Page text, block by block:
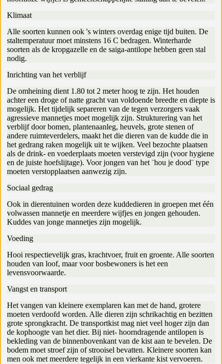
Klimaat
Alle soorten kunnen ook 's winters overdag enige tijd buiten. De
staltemperatuur moet minstens 16 C bedragen. Winterharde
soorten als de kropgazelle en de saiga-antilope hebben geen stal
nodig.
Inrichting van het verblijf
De omheining dient 1.80 tot 2 meter hoog te zijn. Het houden
achter een droge of natte gracht van voldoende breedte en diepte is
mogelijk. Het tijdelijk separeren van de tegen verzorgers vaak
agressieve mannetjes moet mogelijk zijn. Strukturering van het
verblijf door bomen, plantenaanleg, heuvels, grote stenen of
andere ruimteverdelers, maakt het die dieren van de kudde die in
het gedrang raken mogelijk uit te wijken. Veel bezochte plaatsen
als de drink- en voederplaats moeten verstevigd zijn (voor hygiene
en de juiste hoefslijtage). Voor jongen van het ¨hou je dood¨ type
moeten verstopplaatsen aanwezig zijn.
Sociaal gedrag
Ook in dierentuinen worden deze kuddedieren in groepen met één
volwassen mannetje en meerdere wijfjes en jongen gehouden.
Kuddes van jonge mannetjes zijn mogelijk.
Voeding
Hooi respectievelijk gras, krachtvoer, fruit en groente. Alle soorten
houden van loof, maar voor bosbewoners is het een
levensvoorwaarde.
Vangst en transport
Het vangen van kleinere exemplaren kan met de hand, grotere
moeten verdoofd worden. Alle dieren zijn schrikachtig en bezitten
grote sprongkracht. De transportkist mag niet veel hoger zijn dan
de kophoogte van het dier. Bij niet- hoorndragende antilopen is
bekleding van de binnenbovenkant van de kist aan te bevelen. De
bodem moet stroef zijn of strooisel bevatten. Kleinere soorten kan
men ook met meerdere tegelijk in een vierkante kist vervoeren.